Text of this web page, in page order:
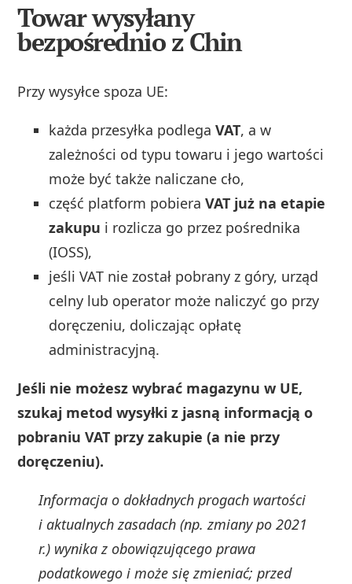
Towar wysyłany
bezpośrednio z Chin
Przy wysyłce spoza UE:
każda przesyłka podlegaVAT, a w
zależności od typu towaru i jego wartości
może być także naliczane cło,
część platform pobieraVAT już na etapie
zakupu i rozlicza go przez pośrednika
(IOSS),
jeśli VAT nie został pobrany z góry, urząd
celny lub operator może naliczyć go przy
doręczeniu, doliczając opłatę
administracyjną.
Jeśli nie możesz wybrać magazynu w UE,
szukaj metod wysyłki z jasną informacją o
pobraniu VAT przy zakupie (a nie przy
doręczeniu).
Informacja o dokładnych progach wartości
i aktualnych zasadach (np. zmiany po 2021
r.) wynika z obowiązującego prawa
podatkowego i może się zmieniać; przed